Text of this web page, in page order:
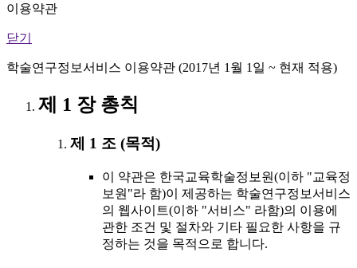
이용약관
닫기
학술연구정보서비스 이용약관 (2017년 1월 1일 ~ 현재 적용)
제 1 장 총칙
제 1 조 (목적)
이 약관은 한국교육학술정보원(이하 "교육정
보원"라 함)이 제공하는 학술연구정보서비스
의 웹사이트(이하 "서비스" 라함)의 이용에
관한 조건 및 절차와 기타 필요한 사항을 규
정하는 것을 목적으로 합니다.